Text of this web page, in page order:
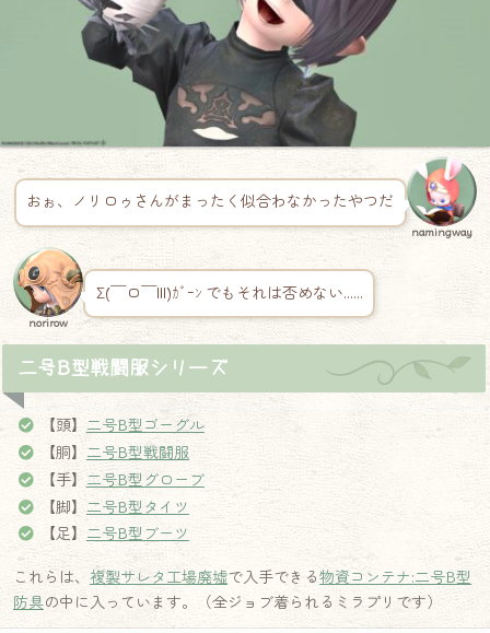
おぉ、ノリロゥさんがまったく似合わなかったやつだ
namingway
norirow
Σ(￣ロ￣lll)ｶﾞｰﾝ でもそれは否めない……
二号B型戦闘服シリーズ
【頭】 二号B型ゴーグル
【胴】 二号B型戦闘服
【手】 二号B型グローブ
【脚】 二号B型タイツ
【足】 二号B型ブーツ
これらは、 複製サレタ工場廃墟で入手できる物資コンテナ:二号B型
防具の中に入っています。（全ジョブ着られるミラプリです）